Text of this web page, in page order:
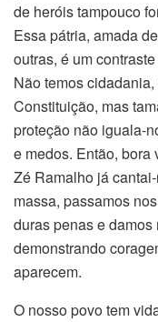
de heróis tampouco
Essa pátria, amada
outras, é um
Não temos
Constituição, mas
proteção não iguala-
e medos. Então, bora
Zé Ramalho já
massa, passamos
duras penas e
demonstrando
aparecem.
O nosso povo tem